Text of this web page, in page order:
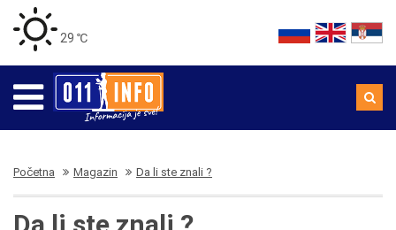
29 ℃
Početna Magazin Da li ste znali ?